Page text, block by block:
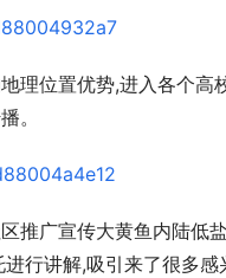
理位置优势,进入各个高
。
推广宣传大黄鱼内陆低
行讲解,吸引来了很多